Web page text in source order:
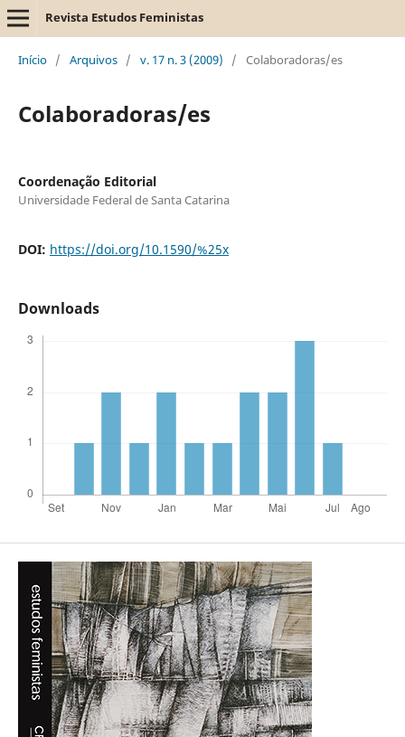
Revista Estudos Feministas
Início / Arquivos / v. 17 n. 3 (2009) / Colaboradoras/es
Colaboradoras/es
Coordenação Editorial
Universidade Federal de Santa Catarina
DOI: https://doi.org/10.1590/%25x
Downloads